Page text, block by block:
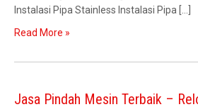
Instalasi Pipa Stainless Instalasi Pipa […]
Read More »
Jasa Pindah Mesin Terbaik –